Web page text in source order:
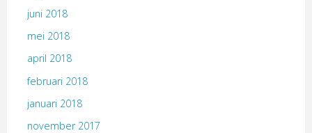
juni 2018
mei 2018
april 2018
februari 2018
januari 2018
november 2017